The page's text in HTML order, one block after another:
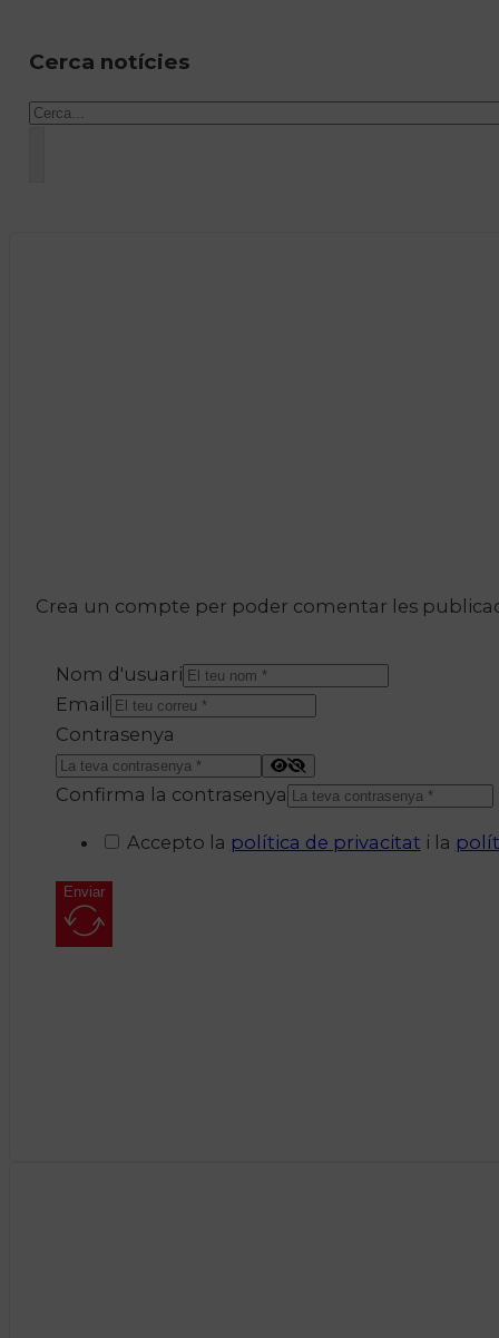
Cerca notícies
Cercar
Crea un compte per poder comentar les
Nom d'usuari
Email
Contrasenya
Confirma la contrasenya
Accepto la política de privacitat i la
Enviar